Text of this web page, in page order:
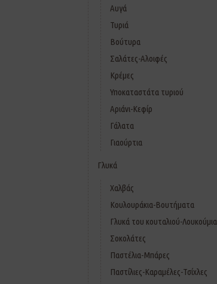
Αυγά
Τυριά
Βούτυρα
Σαλάτες-Αλοιφές
Κρέμες
Υποκαταστάτα τυριού
Αριάνι-Κεφίρ
Γάλατα
Γιαούρτια
Γλυκά
Χαλβάς
Κουλουράκια-Βουτήματα
Γλυκά του κουταλιού-Λουκούμια
Σοκολάτες
Παστέλια-Μπάρες
Παστίλιες-Καραμέλες-Τσίχλες